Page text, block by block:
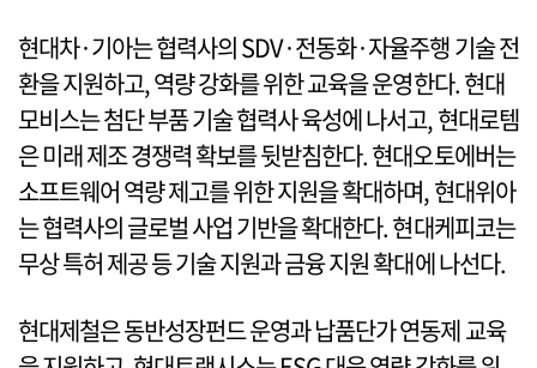
현대차·기아는 협력사의 SDV·전동화·자율주행 기술 전
환을 지원하고, 역량 강화를 위한 교육을 운영한다. 현대
모비스는 첨단 부품 기술 협력사 육성에 나서고, 현대로템
은 미래 제조 경쟁력 확보를 뒷받침한다. 현대오토에버는
소프트웨어 역량 제고를 위한 지원을 확대하며, 현대위아
는 협력사의 글로벌 사업 기반을 확대한다. 현대케피코는
무상 특허 제공 등 기술 지원과 금융 지원 확대에 나선다.
현대제철은 동반성장펀드 운영과 납품단가 연동제 교육